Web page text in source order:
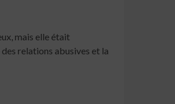
mais elle était
relations abusives et la